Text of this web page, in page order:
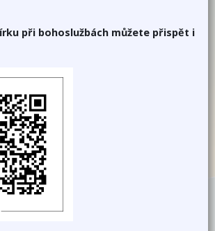
při bohoslužbách můžete přispět i